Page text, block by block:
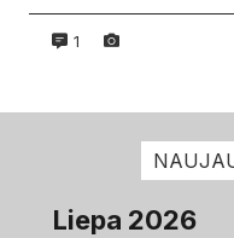
1
Liepa 2026